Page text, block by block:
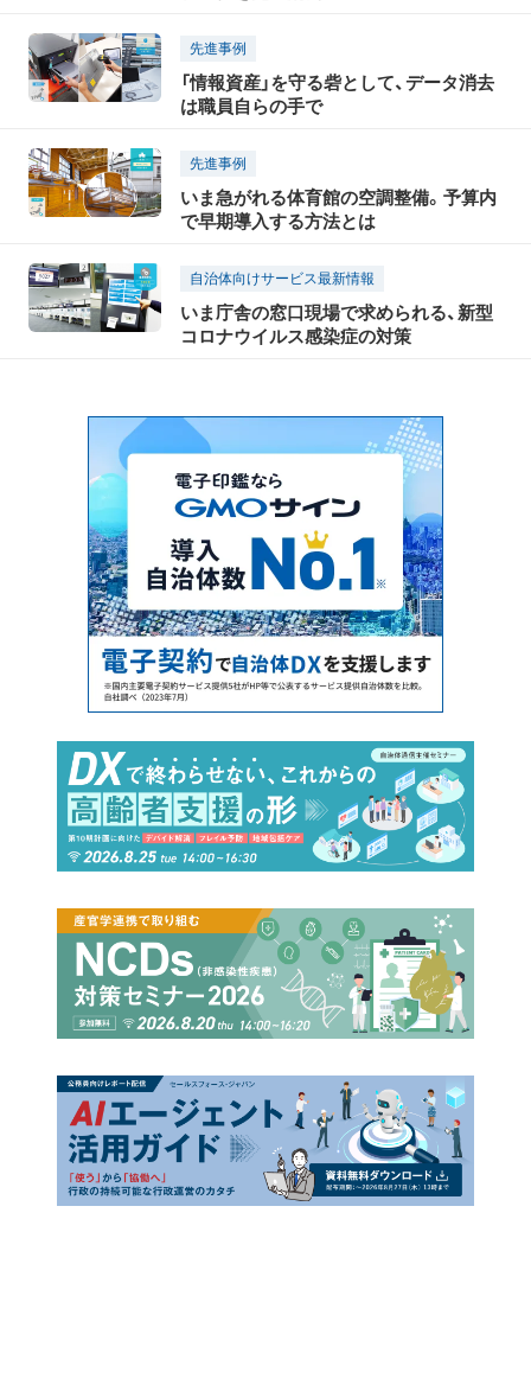
先進事例
「情報資産」を守る砦として、データ消去
は職員自らの手で
先進事例
いま急がれる体育館の空調整備。予算内
で早期導入する方法とは
自治体向けサービス最新情報
いま庁舎の窓口現場で求められる、新型
コロナウイルス感染症の対策